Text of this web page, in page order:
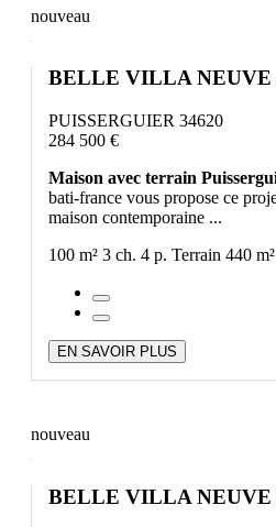
nouveau
BELLE VILLA NEUVE
PUISSERGUIER 34620
284 500 €
Maison avec terrain
bati-france vous propose ce
maison contemporaine ...
100 m² 3 ch. 4 p. Terrain 440 m²
EN SAVOIR PLUS
nouveau
BELLE VILLA NEUVE